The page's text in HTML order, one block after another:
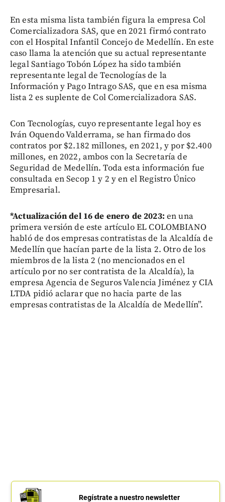
En esta misma lista también figura la empresa Col
Comercializadora SAS, que en 2021 firmó contrato
con el Hospital Infantil Concejo de Medellín. En este
caso llama la atención que su actual representante
legal Santiago Tobón López ha sido también
representante legal de Tecnologías de la
Información y Pago Intrago SAS, que en esa misma
lista 2 es suplente de Col Comercializadora SAS.
Con Tecnologías, cuyo representante legal hoy es
Iván Oquendo Valderrama, se han firmado dos
contratos por $2.182 millones, en 2021, y por $2.400
millones, en 2022, ambos con la Secretaría de
Seguridad de Medellín. Toda esta información fue
consultada en Secop 1 y 2 y en el Registro Único
Empresarial.
*Actualización del 16 de enero de 2023: en una
primera versión de este artículo EL COLOMBIANO
habló de dos empresas contratistas de la Alcaldía de
Medellín que hacían parte de la lista 2. Otro de los
miembros de la lista 2 (no mencionados en el
artículo por no ser contratista de la Alcaldía), la
empresa Agencia de Seguros Valencia Jiménez y CIA
LTDA pidió aclarar que no hacia parte de las
empresas contratistas de la Alcaldía de Medellín”.
Regístrate a nuestro newsletter